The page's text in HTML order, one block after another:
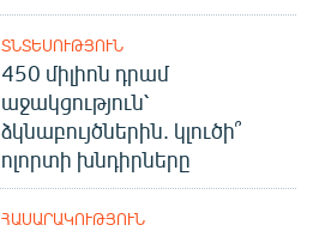
ՏՆՏԵՍՈՒԹՅՈՒՆ
450 միլիոն դրամ
աջակցություն՝
ձկնաբույծներին. կլուծի՞
ոլորտի խնդիրները
ՀԱՍԱՐԱԿՈՒԹՅՈՒՆ